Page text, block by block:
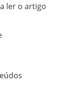
ler o artigo